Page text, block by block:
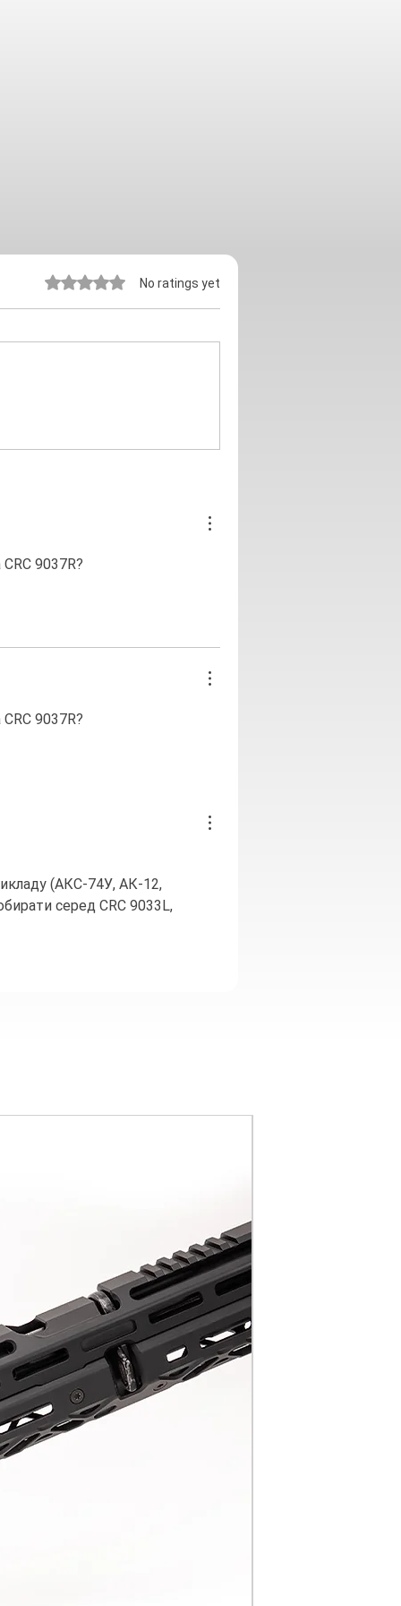
Rated 0 out of 5 stars. No ratings yet
9037R?
9037R?
(АКС-74У, АК-12,
серед CRC 9033L,